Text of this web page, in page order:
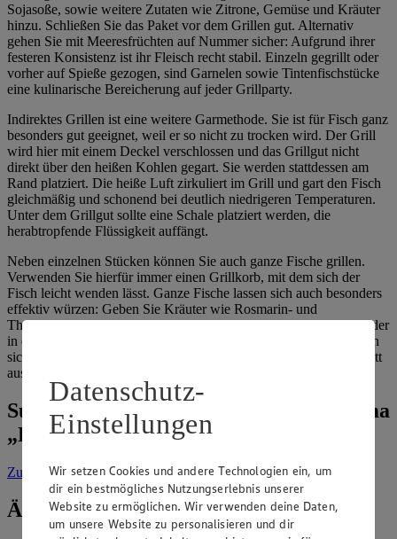
Sojasoße, sowie weitere Zutaten wie Zitrone, Gemüse und Kräuter
hinzu. Schließen Sie das Paket vor dem Grillen gut. Alternativ
gehen Sie mit Meeresfrüchten auf Nummer sicher: Aufgrund ihrer
festeren Konsistenz ist ihr Fleisch recht stabil. Einzeln gegrillt oder
vorher auf Spieße gezogen, sind Garnelen sowie Tintenfischstücke
eine kulinarische Bereicherung auf jeder Grillparty.
Indirektes Grillen ist eine weitere Garmethode. Sie ist für Fisch ganz
besonders gut geeignet, weil er so nicht zu trocken wird. Der Grill
wird hier mit einem Deckel verschlossen und das Grillgut nicht
direkt über den heißen Kohlen gegart. Sie werden stattdessen am
Rand platziert. Die heiße Luft zirkuliert im Grill und gart den Fisch
gleichmäßig und schonend bei deutlich niedrigeren Temperaturen.
Unter dem Grillgut sollte eine Schale platziert werden, die
herabtropfende Flüssigkeit auffängt.
Neben einzelnen Stücken können Sie auch ganze Fische grillen.
Verwenden Sie hierfür immer einen Grillkorb, mit dem sich der
Fisch leicht wenden lässt. Ganze Fische lassen sich auch besonders
effektiv würzen: Geben Sie Kräuter wie Rosmarin- und
Thymianzweige, Knoblauch sowie Zitronen in den Bauchraum oder
in die mehrfach eingeschnittene Haut hinein. Beim Garen verteilen
sich die Aromen so sehr gut im Fischfleisch. Soll der Grill komplett
ausbleiben, empfehlen wir unsere
Suche weitere Tipps & Tricks zum Thema
„Fisch & Meeresfrüchte“
Zur Suche vorgefiltert nach Kategorie: Fisch & Meeresfrüchte
Ähnliche Inhalte
Datenschutz-
Einstellungen
Wir setzen Cookies und andere Technologien ein, um
dir ein bestmögliches Nutzungserlebnis unserer
Website zu ermöglichen. Wir verwenden deine Daten,
um unsere Website zu personalisieren und dir